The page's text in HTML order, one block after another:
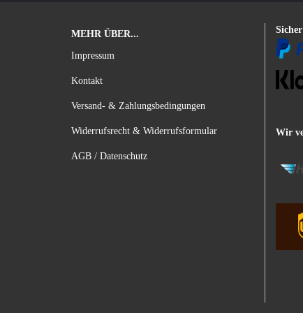
MEHR ÜBER...
Impressum
Kontakt
Versand- & Zahlungsbedingungen
Widerrufsrecht & Widerrufsformular
AGB / Datenschutz
Wir